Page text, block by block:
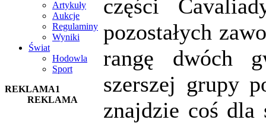
Artykuły
Aukcje
Regulaminy
Wyniki
Świat
Hodowla
Sport
REKLAMA1
REKLAMA
części
pozostałych
rangę dwóch
szerszej grupy
znajdzie coś dla